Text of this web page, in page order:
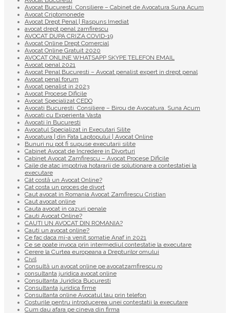
Avocat Bucuresti. Consiliere – Cabinet de Avocatura Suna Acum
Avocat Criptomonede
Avocat Drept Penal | Raspuns Imediat
avocat drept penal zamfirescu
AVOCAT DUPA CRIZA COVID-19
Avocat Online Drept Comercial
Avocat Online Gratuit 2020
AVOCAT ONLINE WHATSAPP SKYPE TELEFON EMAIL
Avocat penal 2021
Avocat Penal Bucuresti – Avocat penalist expert in drept penal
Avocat penal forum
Avocat penalist in 2023
Avocat Procese Dificile
Avocat Specializat CEDO
Avocati Bucuresti. Consiliere – Birou de Avocatura. Suna Acum
Avocati cu Experienta Vasta
Avocati în Bucuresti
Avocatul Specializat in Executari Silite
Avocatura | din Fata Laptopului | Avocat Online
Bunuri nu pot fi supuse executarii silite
Cabinet Avocat de Incredere in Divorturi
Cabinet Avocat Zamfirescu – Avocat Procese Dificile
Caile de atac impotriva hotararii de solutionare a contestatiei la
executare
Cât costă un Avocat Online?
Cat costa un proces de divort
Caut avocat in Romania Avocat Zamfirescu Cristian
Caut avocat online
Cauta avocat in cazuri penale
Cauti Avocat Online?
CAUTI UN AVOCAT DIN ROMANIA?
Cauti un avocat online?
Ce fac daca mi-a venit somatie Anaf in 2021
Ce se poate invoca prin intermediul contestatie la executare
Cerere la Curtea europeana a Drepturilor omului
Civil
Consultă un avocat online pe avocatzamfirescu.ro
consultanta juridica avocat online
Consultanta Juridica Bucuresti
Consultanta juridica firme
Consultanta online Avocatul tau prin telefon
Costurile pentru introducerea unei contestatii la executare
Cum dau afara pe cineva din firma